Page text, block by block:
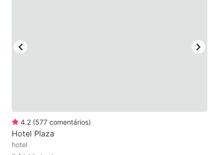
4.2 (577 comentários)
Hotel Plaza
hotel